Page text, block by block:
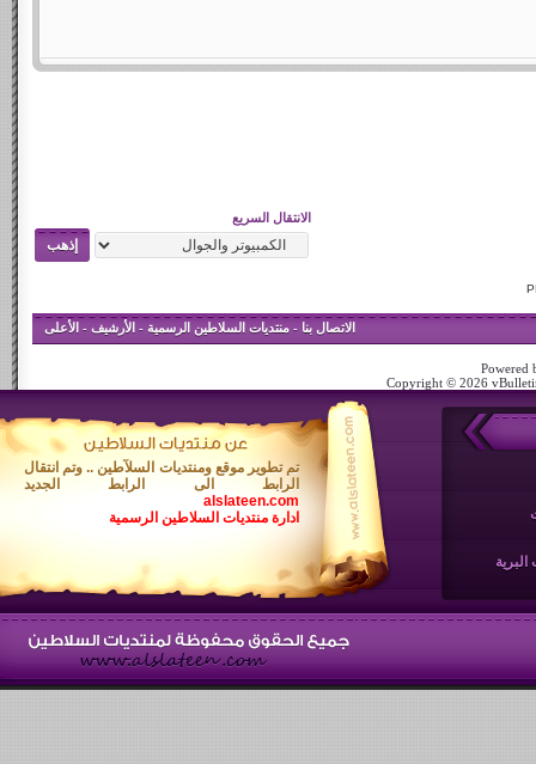
الانتقال السريع
الاتصال بنا - منتديات السلاطين الرسمية- الأرشيف- الأعلى
Powered
Copyright © 2026
تم تطوير موقع ومنتديات السلآطين .. وتم انتقال
الرابط الى الرابط الجديد
alslateen.com
ادارة منتديات السلاطين الرسمية